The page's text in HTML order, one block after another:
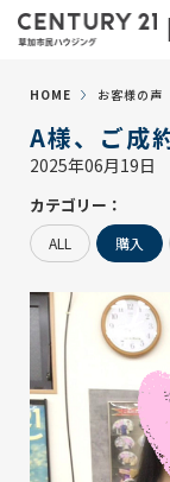
HOME お客様の声
A様、ご成
2025年06月19日
カテゴリー：
ALL 購入